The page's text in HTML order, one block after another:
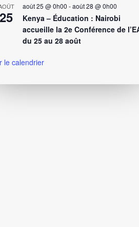
25
août 25 @ 0h00 -août 28 @ 0h00
Kenya – Éducation : Nairobi
accueille la 2e Conférence de
du 25 au 28 août
le calendrier